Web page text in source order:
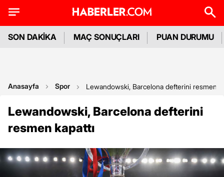
SON DAKİKA MAÇ SONUÇLARI PUAN DURUMU
Anasayfa Spor Lewandowski, Barcelona defterini resmen
Lewandowski, Barcelona defterini
resmen kapattı